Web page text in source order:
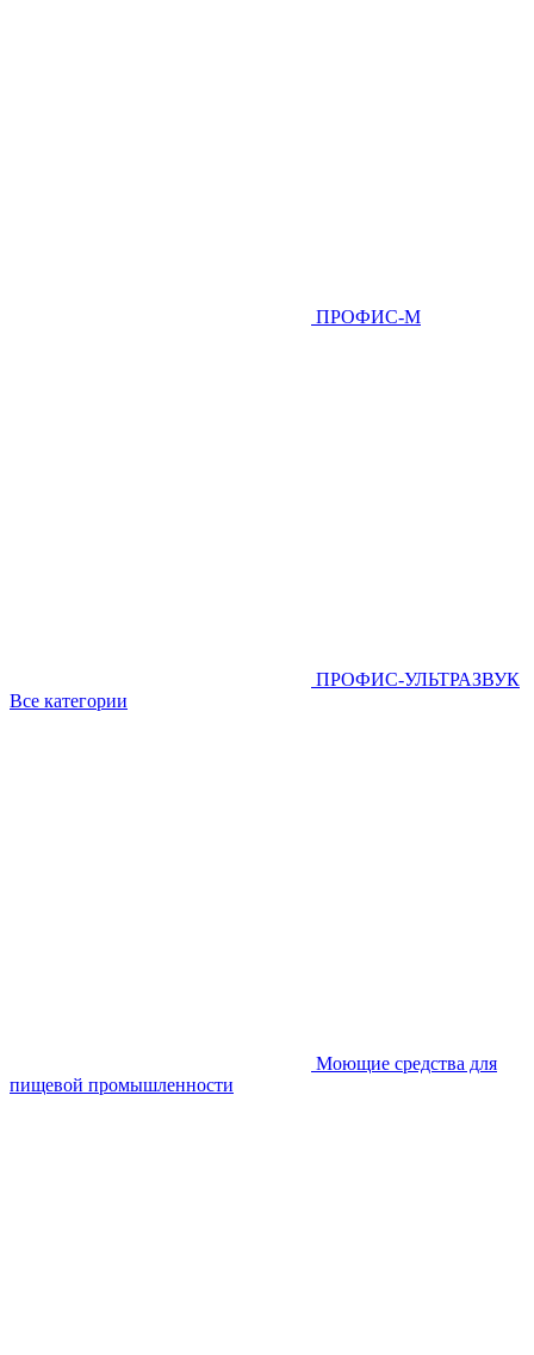
ПРОФИС-М
ПРОФИС-УЛЬТРАЗВУК
Все категории
Моющие средства для
пищевой промышленности